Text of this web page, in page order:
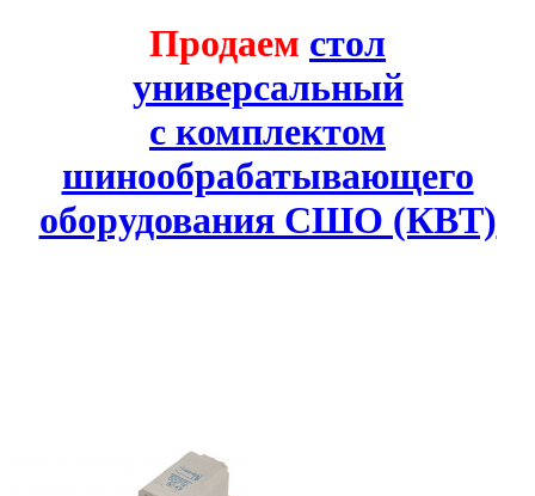
Продаем стол
универсальный
с комплектом
шинообрабатывающего
оборудования СШО (КВТ)